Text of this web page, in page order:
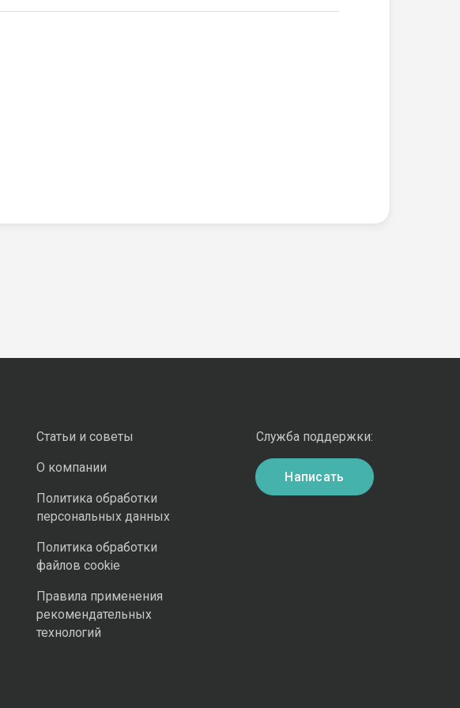
Статьи и советы
О компании
Политика обработки
персональных данных
Политика обработки
файлов cookie
Правила применения
рекомендательных
технологий
Служба поддержки:
Написать